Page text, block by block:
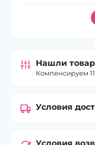
Нашли
Компенсируем
Условия